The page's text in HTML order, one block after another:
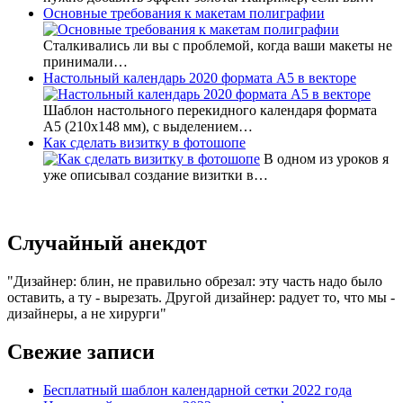
Основные требования к макетам полиграфии
Сталкивались ли вы с проблемой, когда ваши макеты не
принимали…
Настольный календарь 2020 формата А5 в векторе
Шаблон настольного перекидного календаря формата
А5 (210х148 мм), с выделением…
Как сделать визитку в фотошопе
В одном из уроков я
уже описывал создание визитки в…
Случайный анекдот
Дизайнер: блин, не правильно обрезал: эту часть надо было
оставить, а ту - вырезать. Другой дизайнер: радует то, что мы -
дизайнеры, а не хирурги
Свежие записи
Бесплатный шаблон календарной сетки 2022 года